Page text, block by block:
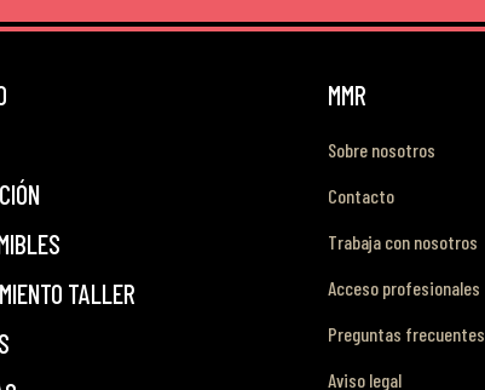
TALLER
MMR
Sobre nosotros
Contacto
Trabaja con nosotros
Acceso profesionales
Preguntas frecuentes
Aviso legal